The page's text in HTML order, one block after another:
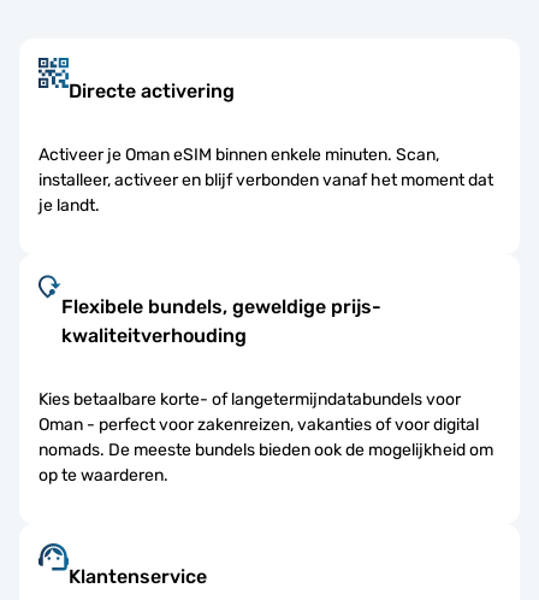
Directe activering
Activeer je Oman eSIM binnen enkele minuten. Scan,
installeer, activeer en blijf verbonden vanaf het moment dat
je landt.
Flexibele bundels, geweldige prijs-
kwaliteitverhouding
Kies betaalbare korte- of langetermijndatabundels voor
Oman - perfect voor zakenreizen, vakanties of voor digital
nomads. De meeste bundels bieden ook de mogelijkheid om
op te waarderen.
Klantenservice